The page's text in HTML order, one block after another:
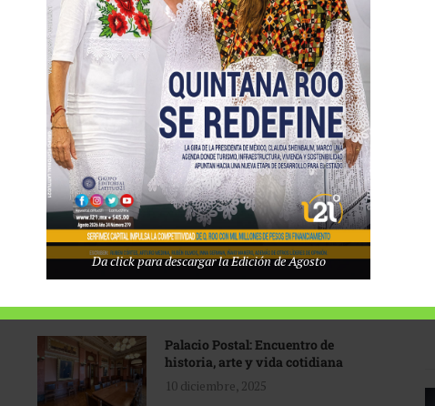
Tecnológico de Monterrey
3 agosto, 2026
Promoción turística con visión
1 abril, 2026
Industria global en
reconfiguración
31 marzo, 2026
Palacio Postal: Encuentro de
historia, arte y vida cotidiana
10 diciembre, 2025
Da click para descargar la Edición de Agosto